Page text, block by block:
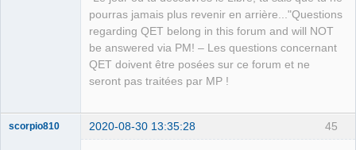
pourras jamais plus revenir en arrière..."Questions
regarding QET belong in this forum and will NOT
be answered via PM! – Les questions concernant
QET doivent être posées sur ce forum et ne
seront pas traitées par MP !
45
scorpio810 2020-08-30 13:35:28